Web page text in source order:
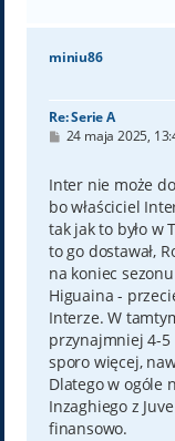
miniu86
Re: Serie A
P
t
24 maja 2025,
Inter nie może
bo właściciel
tak jak to było w
to go dostawał,
na koniec
Higuaina -
Interze. W
przynajmniej 4-5
sporo więcej,
Dlatego w ogóle
Inzaghiego z
finansowo.